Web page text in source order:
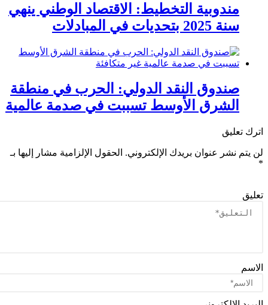
مندوبية التخطيط: الاقتصاد الوطني ينهي
سنة 2025 بتحديات في المبادلات
الخارجية واستقرار في الادخار
صندوق النقد الدولي: الحرب في منطقة
الشرق الأوسط تسببت في صدمة عالمية
تعليق
نشر عنوان بريدك الإلكتروني. الحقول الإلزامية مشار إليها بـ